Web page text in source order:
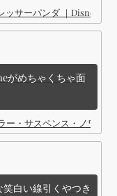
ッサーパンダ ｜Disney (
がめちゃくちゃ面
ー・サスペンス・ノワー
白い線引くやつき